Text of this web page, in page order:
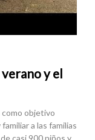
y el
como objetivo
a las familias
casi 900 niños y